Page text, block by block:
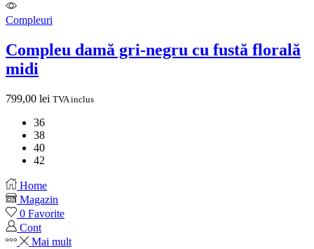
Compleuri
Compleu damă gri-negru cu fustă florală
midi
799,00 lei TVA inclus
36
38
40
42
Home
Magazin
0 Favorite
Cont
Mai mult